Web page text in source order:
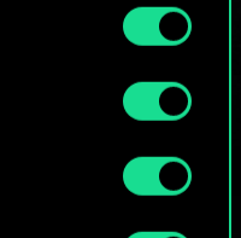
ご確認ください。